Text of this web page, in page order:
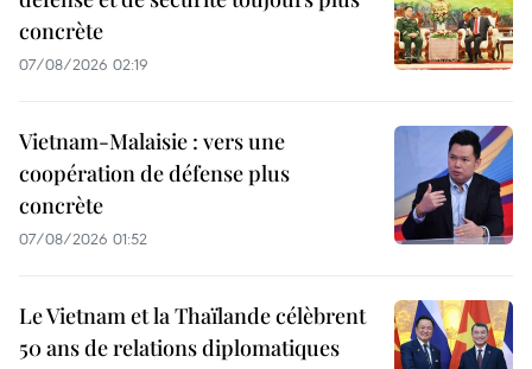
concrète
07/08/2026 02:19
Vietnam-Malaisie : vers une
coopération de défense plus
concrète
07/08/2026 01:52
Le Vietnam et la Thaïlande célèbrent
50 ans de relations diplomatiques